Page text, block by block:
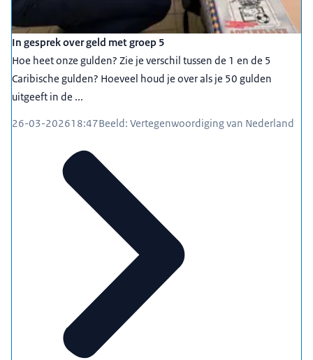
In gesprek over geld met groep 5
Hoe heet onze gulden? Zie je verschil tussen de 1 en de 5
Caribische gulden? Hoeveel houd je over als je 50 gulden
uitgeeft in de ...
26-03-202618:47Beeld: Vertegenwoordiging van Nederland